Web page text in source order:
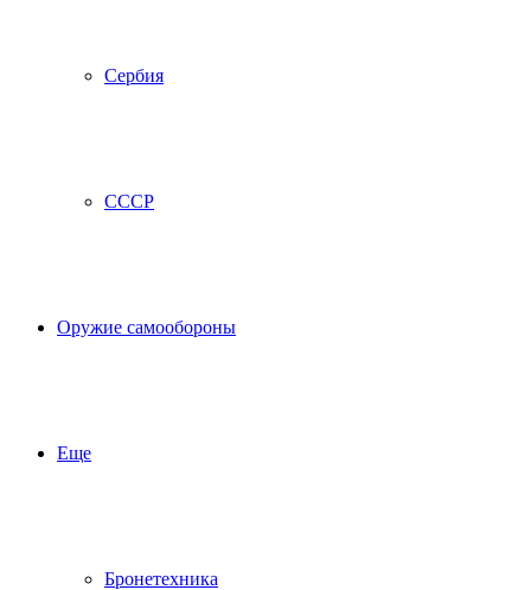
Сербия
СССР
Оружие самообороны
Еще
Бронетехника